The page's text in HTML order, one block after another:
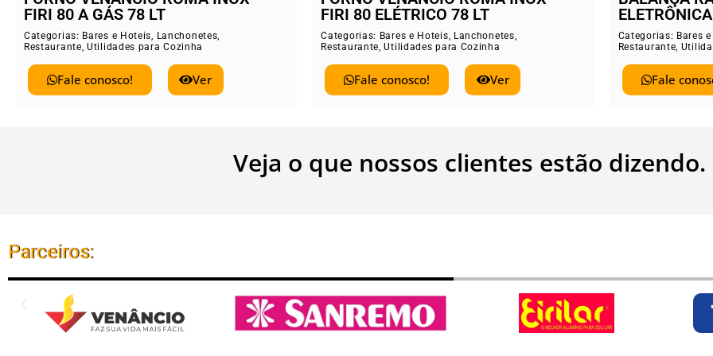
FIRI 80 ELÉTRICO 78 LT
Categorias: Bares e Hoteis, Lanchonetes,
Restaurante,Utilidades para Cozinha
Fale conosco! Ver
ELETRÔNICA COM BATERIA
Categorias: Bares e Hoteis, Lanchonetes,
Restaurante,Utilidades para Cozinha
Fale conosco! Ver
Categorias:Bares
Restaurante ,
Fale
Veja o que nossos clientes estão dizendo.
Parceiros: